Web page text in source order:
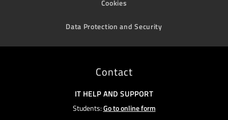
Cookies
Data Protection and Security
Contact
IT HELP AND SUPPORT
Students:Go to online form